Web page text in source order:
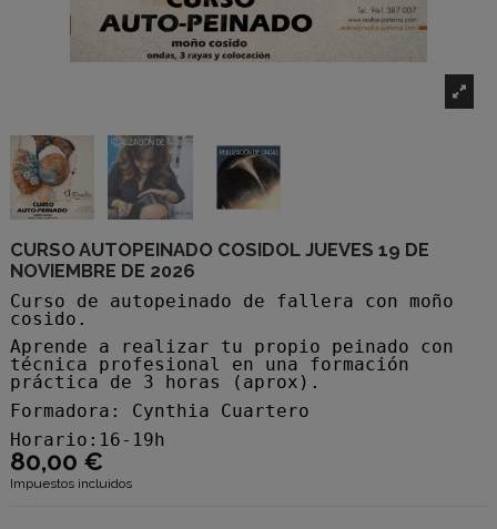
CURSO AUTOPEINADO COSIDOL JUEVES 19 DE
NOVIEMBRE DE 2026
Curso de autopeinado de fallera con moño
cosido.
Aprende a realizar tu propio peinado con
técnica profesional en una formación
práctica de 3 horas (aprox).
Formadora: Cynthia Cuartero
Horario:16-19h
80,00 €
Impuestos incluidos